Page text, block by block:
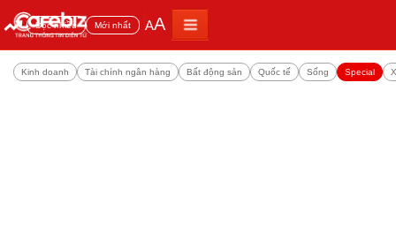
Đọc nhiều Mới nhất AA
Kinh doanh Tài chính ngân hàng Bất động sản Quốc tế Sống Special